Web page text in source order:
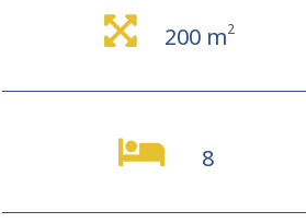
200 m2
8